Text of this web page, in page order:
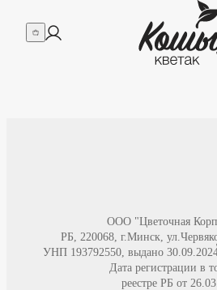
ООО "Цветочная
РБ, 220068, г.Минск,
УНП 193792550, выдано
Дата регистрации в
реестре РБ от